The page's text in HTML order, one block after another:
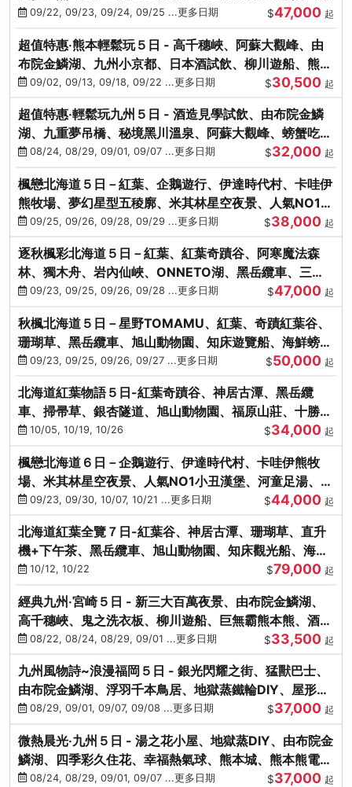
海膽、三大螃蟹放題
09/22, 09/23, 09/24, 09/25 ...更多日期 $47,000 起
超值特惠‧熊本輕鬆玩５日 - 高千穗峽、阿蘇大觀峰、由
布院金鱗湖、九州小京都、日本酒試飲、柳川遊船、熊本
城、熊本AEON
09/02, 09/13, 09/18, 09/22 ...更多日期 $30,500 起
超值特惠‧輕鬆玩九州５日 - 酒造見學試飲、由布院金鱗
湖、九重夢吊橋、秘境黑川溫泉、阿蘇大觀峰、螃蟹吃到
飽08/24, 08/29, 09/01, 09/07 ...更多日期 $32,000 起
楓戀北海道５日－紅葉、企鵝遊行、伊達時代村、卡哇伊
熊牧場、夢幻星型五稜廓、米其林星空夜景、人氣NO1小
丑漢堡、洞爺花火
09/25, 09/26, 09/28, 09/29 ...更多日期 $38,000 起
逐秋楓彩北海道５日－紅葉、紅葉奇蹟谷、阿寒魔法森
林、獨木舟、岩內仙峽、ONNETO湖、黑岳纜車、三國
峠、豐平峽、螃蟹溫泉
09/23, 09/25, 09/26, 09/28 ...更多日期 $47,000 起
秋楓北海道５日－星野TOMAMU、紅葉、奇蹟紅葉谷、
珊瑚草、黑岳纜車、旭山動物園、知床遊覽船、海鮮螃蟹
和牛吃到飽
09/23, 09/25, 09/26, 09/27 ...更多日期 $50,000 起
北海道紅葉物語５日-紅葉奇蹟谷、神居古潭、黑岳纜
車、掃帚草、銀杏隧道、旭山動物園、福原山莊、十勝牧
場、冰的美術館
10/05, 10/19, 10/26 $34,000 起
楓戀北海道６日－企鵝遊行、伊達時代村、卡哇伊熊牧
場、米其林星空夜景、人氣NO1小丑漢堡、河童足湯、奇
幻燈遊步道、洞爺花火
09/23, 09/30, 10/07, 10/21 ...更多日期 $44,000 起
北海道紅葉全覽７日-紅葉谷、神居古潭、珊瑚草、直升
機+下午茶、黑岳纜車、旭山動物園、知床觀光船、海膽
涮涮鍋(不進免稅店)
10/12, 10/22 $79,000 起
經典九州‧宮崎５日 - 新三大百萬夜景、由布院金鱗湖、
高千穗峽、鬼之洗衣板、柳川遊船、巨無霸熊本熊、酒造
見學試飲
08/22, 08/24, 08/29, 09/01 ...更多日期 $33,500 起
九州風物詩~浪漫福岡５日 - 銀光閃耀之街、猛獸巴士、
由布院金鱗湖、浮羽千本鳥居、地獄蒸鐵輪DIY、屋形船
晚宴、鸕鶿捕魚
08/29, 09/01, 09/07, 09/08 ...更多日期 $37,000 起
微熱晨光‧九州５日 - 湯之花小屋、地獄蒸DIY、由布院金
鱗湖、四季彩久住花、幸福熱氣球、熊本城、熊本熊電
鐵、螃蟹吃到飽
08/24, 08/29, 09/01, 09/07 ...更多日期 $37,000 起